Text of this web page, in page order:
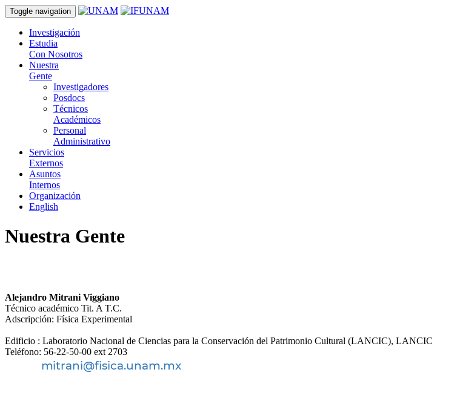
Toggle navigation
Investigación
Estudia
Con Nosotros
Nuestra
Gente
Investigadores
Posdocs
Técnicos
Académicos
Personal
Administrativo
Servicios
Externos
Asuntos
Internos
Organización
English
Nuestra Gente
Alejandro Mitrani Viggiano
Técnico académico Tit. A T.C.
Adscripción: Física Experimental
Edificio : Laboratorio Nacional de Ciencias para la Conservación del Patrimonio Cultural (LANCIC), LANCIC
Teléfono: 56-22-50-00 ext 2703